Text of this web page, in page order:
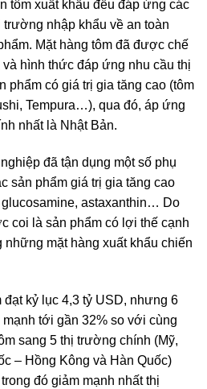
tôm xuất khẩu đều đáp ứng các
nhập khẩu về an toàn
Mặt hàng tôm đã được chế
hình thức đáp ứng nhu cầu thị
phẩm có giá trị gia tăng cao (tôm
Tempura…), qua đó, áp ứng
nhất là Nhật Bản.
đã tận dụng một số phụ
sản phẩm giá trị gia tăng cao
astaxanthin… Do
coi là sản phẩm có lợi thế cạnh
những mặt hàng xuất khẩu chiến
đạt kỷ lục 4,3 tỷ USD, nhưng 6
tới gần 32% so với cùng
sang 5 thị trường chính (Mỹ,
– Hồng Kông và Hàn Quốc)
đó giảm mạnh nhất thị